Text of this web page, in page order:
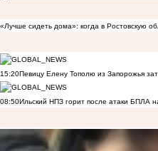
«Лучше сидеть дома»: когда в Ростовскую
15:20Певицу Елену Тополю из Запорожья
08:50Ильский НПЗ горит после атаки БПЛА